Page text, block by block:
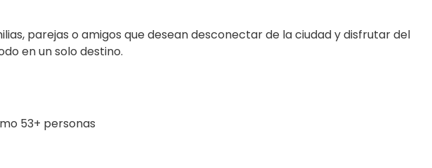
parejas o amigos que desean desconectar de la ciudad y disfrutar del
en un solo destino.
53+ personas